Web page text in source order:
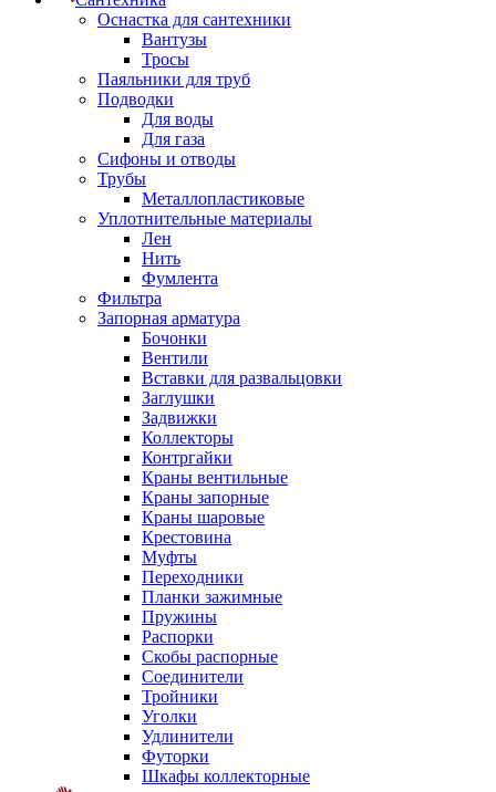
Оснастка для сантехники
Вантузы
Тросы
Паяльники для труб
Подводки
Для воды
Для газа
Сифоны и отводы
Трубы
Металлопластиковые
Уплотнительные материалы
Лен
Нить
Фумлента
Фильтра
Запорная арматура
Бочонки
Вентили
Вставки для развальцовки
Заглушки
Задвижки
Коллекторы
Контргайки
Краны вентильные
Краны запорные
Краны шаровые
Крестовина
Муфты
Переходники
Планки зажимные
Пружины
Распорки
Скобы распорные
Соединители
Тройники
Уголки
Удлинители
Футорки
Шкафы коллекторные